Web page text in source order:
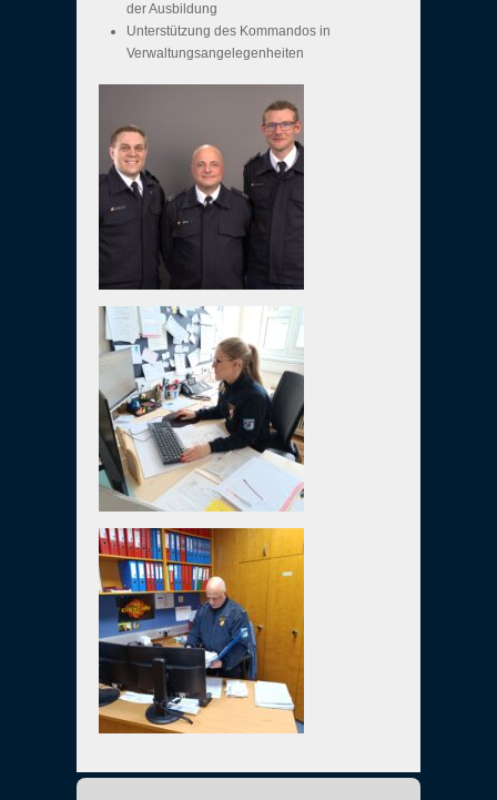
der Ausbildung
Unterstützung des Kommandos in
Verwaltungsangelegenheiten